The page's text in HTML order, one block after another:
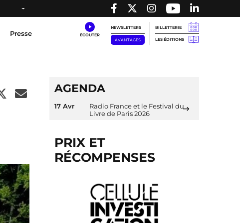
Presse
NEWSLETTERS
AVANTAGES
BILLETTERIE
LES ÉDITIONS
AGENDA
17 Avr
Radio France et le Festival du
Livre de Paris 2026
PRIX ET
RÉCOMPENSES